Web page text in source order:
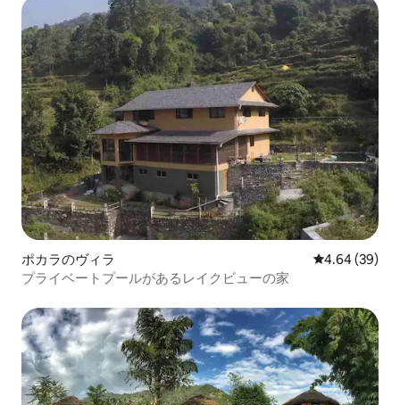
ポカラのヴィラ レビュー39
4.64 (39)
プライベートプールがあるレイクビューの家